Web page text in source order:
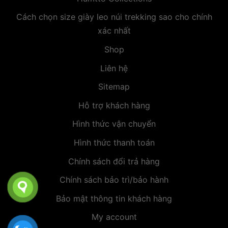
Cách chọn size giày leo núi trekking sao cho chính
xác nhất
Shop
Liên hệ
Sitemap
Hỗ trợ khách hàng
Hình thức vận chuyển
Hình thức thanh toán
Chính sách đổi trả hàng
Chính sách bảo trì/bảo hành
Bảo mật thông tin khách hàng
My account